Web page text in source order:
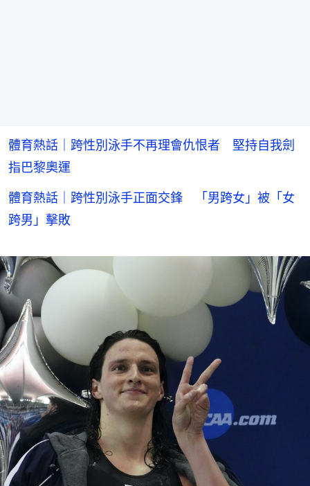
體育熱話｜跨性別泳手不再理會仇恨者 堅持自我劍
指巴黎奧運
體育熱話｜跨性別泳手正面交鋒 「男跨女」被「女
跨男」擊敗